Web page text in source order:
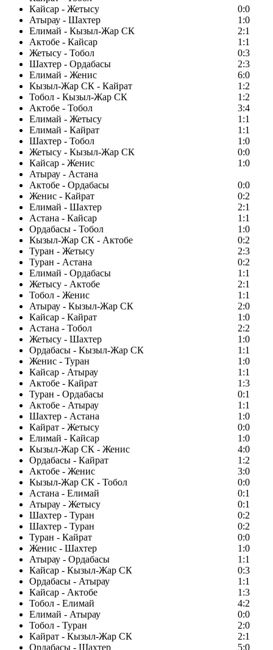
Кайсар - Жетысу
0:0
Атырау - Шахтер
1:0
Елимай - Кызыл-Жар СК
2:1
Актобе - Кайсар
1:1
Жетысу - Тобол
0:3
Шахтер - Ордабасы
2:3
Елимай - Женис
6:0
Кызыл-Жар СК - Кайрат
1:2
Тобол - Кызыл-Жар СК
1:2
Актобе - Тобол
3:4
Елимай - Жетысу
1:1
Елимай - Кайрат
1:1
Шахтер - Тобол
1:0
Жетысу - Кызыл-Жар СК
0:0
Кайсар - Женис
1:0
Атырау - Астана
Актобе - Ордабасы
0:0
Женис - Кайрат
0:2
Елимай - Шахтер
2:1
Астана - Кайсар
1:1
Ордабасы - Тобол
1:0
Кызыл-Жар СК - Актобе
0:2
Туран - Жетысу
2:3
Туран - Астана
0:2
Елимай - Ордабасы
1:1
Жетысу - Актобе
2:1
Тобол - Женис
1:1
Атырау - Кызыл-Жар СК
2:0
Кайсар - Кайрат
1:0
Астана - Тобол
2:2
Жетысу - Шахтер
1:0
Ордабасы - Кызыл-Жар СК
1:1
Женис - Туран
1:0
Кайсар - Атырау
1:1
Актобе - Кайрат
1:3
Туран - Ордабасы
0:1
Актобе - Атырау
1:1
Шахтер - Астана
1:0
Кайрат - Жетысу
0:0
Елимай - Кайсар
1:0
Кызыл-Жар СК - Женис
4:0
Ордабасы - Кайрат
1:2
Актобе - Женис
3:0
Кызыл-Жар СК - Тобол
0:0
Астана - Елимай
0:1
Атырау - Жетысу
0:1
Шахтер - Туран
0:2
Шахтер - Туран
0:2
Туран - Кайрат
0:0
Женис - Шахтер
1:0
Атырау - Ордабасы
1:1
Кайсар - Кызыл-Жар СК
0:3
Ордабасы - Атырау
1:1
Кайсар - Актобе
1:3
Тобол - Елимай
4:2
Елимай - Атырау
0:0
Тобол - Туран
2:0
Кайрат - Кызыл-Жар СК
2:1
Ордабасы - Шахтер
5:0